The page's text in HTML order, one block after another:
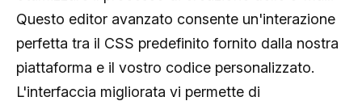
Questo editor avanzato consente un'interazione
perfetta tra il CSS predefinito fornito dalla nostra
piattaforma e il vostro codice personalizzato.
L'interfaccia migliorata vi permette di